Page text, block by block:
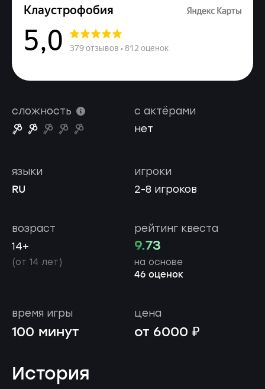
сложность
с актёрами
нет
игроки
2-8 игроков
языки
RU
возраст
14+
(от 14 лет)
рейтинг квеста
9.73
на основе
46 оценок
время игры
100 минут
цена
от 6000 ₽
История